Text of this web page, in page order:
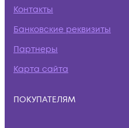
Контакты
Банковские реквизиты
Партнеры
Карта сайта
ПОКУПАТЕЛЯМ